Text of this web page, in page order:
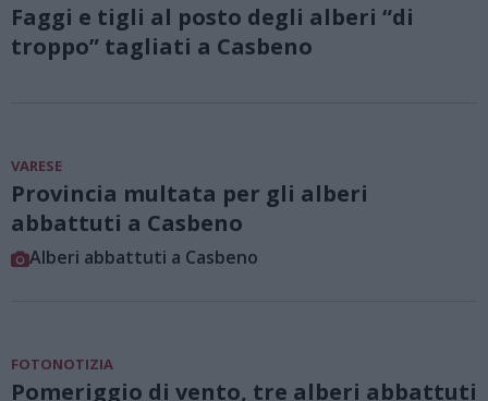
Faggi e tigli al posto degli alberi “di
troppo” tagliati a Casbeno
VARESE
Provincia multata per gli alberi
abbattuti a Casbeno
Alberi abbattuti a Casbeno
FOTONOTIZIA
Pomeriggio di vento, tre alberi abbattuti